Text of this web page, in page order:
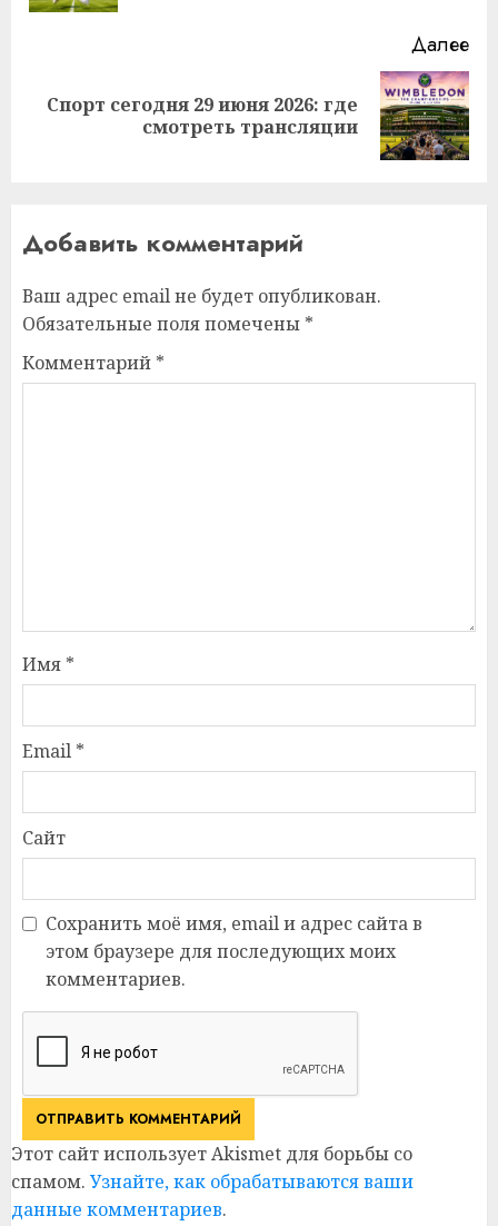
Далее
Следующая
Спорт сегодня 29 июня 2026: где
смотреть трансляции
Добавить комментарий
Ваш адрес email не будет опубликован.
Обязательные поля помечены *
Комментарий *
Имя *
Email *
Сайт
Сохранить моё имя, email и адрес сайта в
этом браузере для последующих моих
комментариев.
Этот сайт использует Akismet для борьбы со
спамом. Узнайте, как обрабатываются ваши
данные комментариев.